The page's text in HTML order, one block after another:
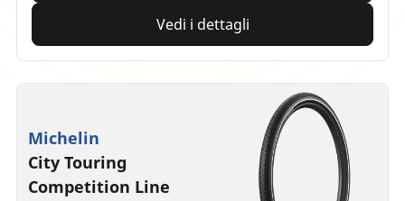
Vedi i dettagli
Michelin
City Touring
Competition Line